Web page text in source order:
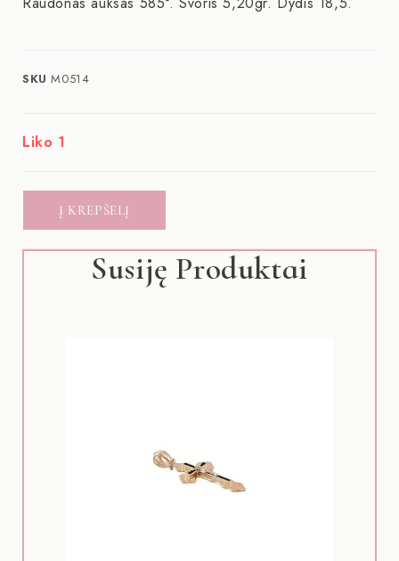
SKUM0514
Liko 1
Į KREPŠELĮ
Susiję Produktai